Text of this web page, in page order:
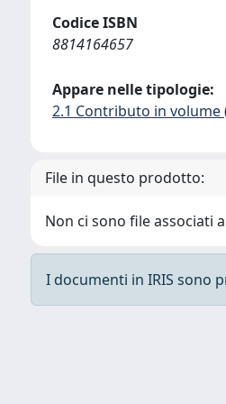
Codice ISBN
8814164657
Appare nelle tipologie:
2.1 Contributo in volume
File in questo prodotto:
Non ci sono file associati
I documenti in IRIS sono